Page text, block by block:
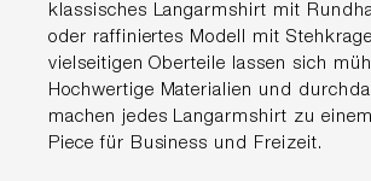
klassisches Langarmshirt mit
oder raffiniertes Modell mit
vielseitigen Oberteile lassen sich
Hochwertige Materialien und
machen jedes Langarmshirt zu
Piece für Business und Freizeit.